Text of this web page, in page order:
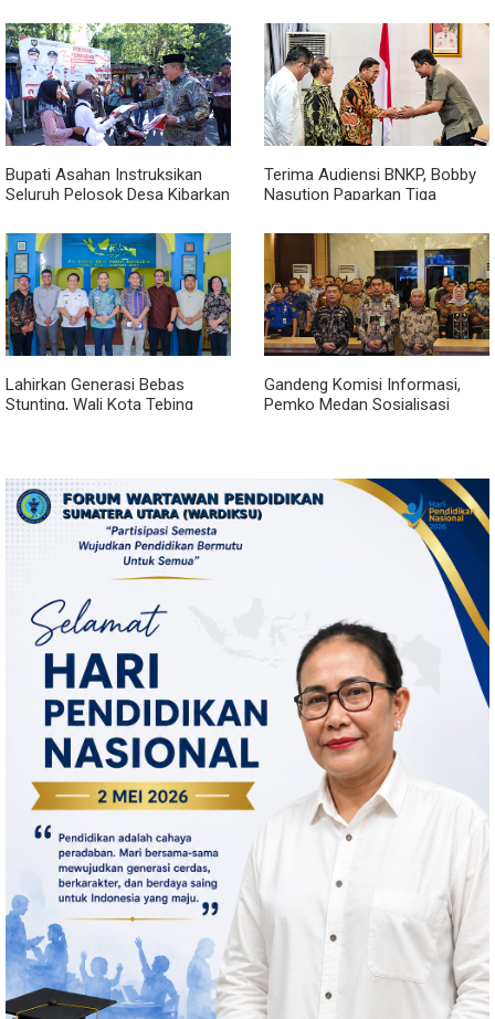
Royal Sumatera
Bupati Asahan Instruksikan
Seluruh Pelosok Desa Kibarkan
Terima Audiensi BNKP, Bobby
Nasution Paparkan Tiga
Kepulauan Nias
Lahirkan Generasi Bebas
Stunting, Wali Kota Tebing
Gandeng Komisi Informasi,
Pemko Medan Sosialisasi